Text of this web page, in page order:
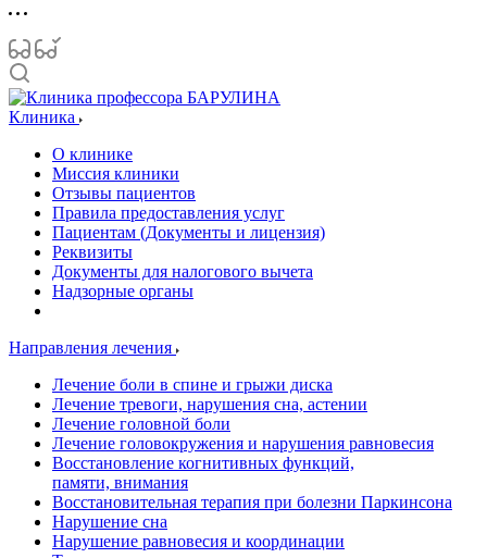
Клиника
О клинике
Миссия клиники
Отзывы пациентов
Правила предоставления услуг
Пациентам (Документы и лицензия)
Реквизиты
Документы для налогового вычета
Надзорные органы
Направления лечения
Лечение боли в спине и грыжи диска
Лечение тревоги, нарушения сна, астении
Лечение головной боли
Лечение головокружения и нарушения равновесия
Восстановление когнитивных функций,
памяти, внимания
Восстановительная терапия при болезни Паркинсона
Нарушение сна
Нарушение равновесия и координации